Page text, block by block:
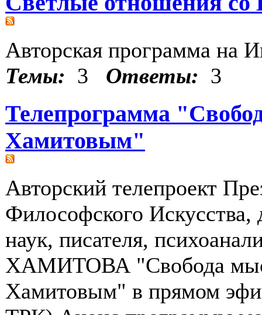
Авторская программа на
Темы: 3 Ответы: 3
Телепрограмма
Хамитовым"
Авторский телепроект
Философского Искусства,
наук, писателя,
ХАМИТОВА "Свобода
Хамитовым" в прямом